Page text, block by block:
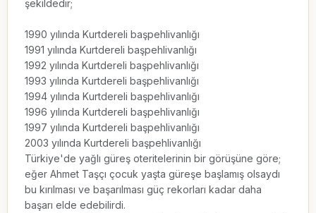
şekildedir;
1990 yılında Kurtdereli başpehlivanlığı
1991 yılında Kurtdereli başpehlivanlığı
1992 yılında Kurtdereli başpehlivanlığı
1993 yılında Kurtdereli başpehlivanlığı
1994 yılında Kurtdereli başpehlivanlığı
1996 yılında Kurtdereli başpehlivanlığı
1997 yılında Kurtdereli başpehlivanlığı
2003 yılında Kurtdereli başpehlivanlığı
Türkiye'de yağlı güreş oteritelerinin bir görüşüne göre;
eğer Ahmet Taşçı çocuk yaşta güreşe başlamış olsaydı
bu kırılması ve başarılması güç rekorları kadar daha
başarı elde edebilirdi.